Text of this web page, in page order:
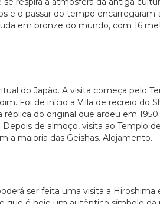
e o passar do tempo
em bronze do mundo, com 16
do Japão. A visita começa pelo
Foi de início a Villa de recreio do
do original que ardeu em
de almoço, visita ao Templo
a maioria das Geishas. Alojamento.
ser feita uma visita a Hiroshima